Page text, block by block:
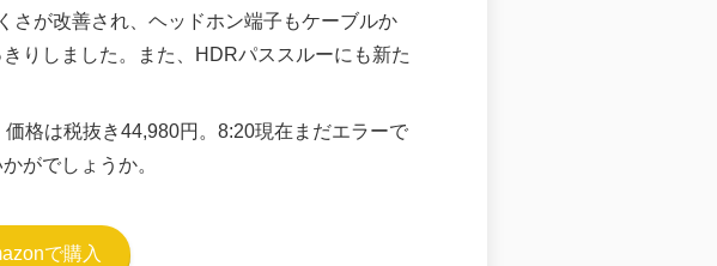
さが改善され、ヘッドホン端子もケーブルか
りしました。また、HDRパススルーにも新た
格は税抜き44,980円。8:20現在まだエラーで
がでしょうか。
で購入